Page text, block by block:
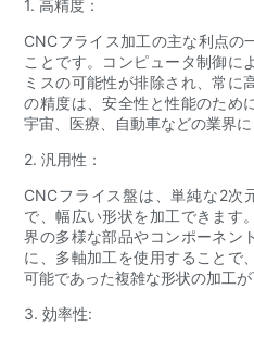
1. 高精度：
CNCフライス加工の主な利点の
ことです。コンピュータ制御に
ミスの可能性が排除され、常に
の精度は、安全性と性能のため
宇宙、医療、自動車などの業界に
2. 汎用性：
CNCフライス盤は、単純な2次
で、幅広い形状を加工できます
界の多様な部品やコンポーネン
に、多軸加工を使用することで
可能であった複雑な形状の加工が
3. 効率性: